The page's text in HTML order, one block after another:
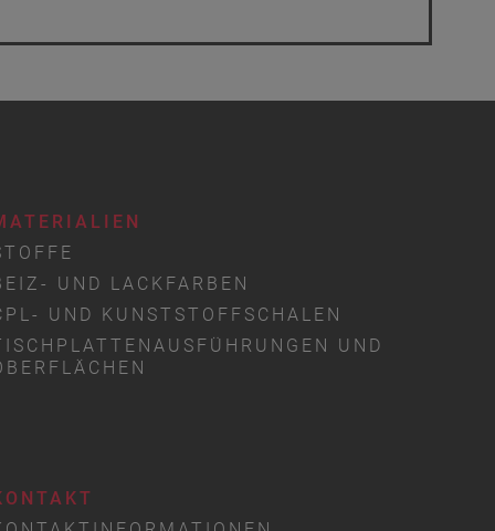
UND LACKFARBEN
UND KUNSTSTOFFSCHALEN
UND